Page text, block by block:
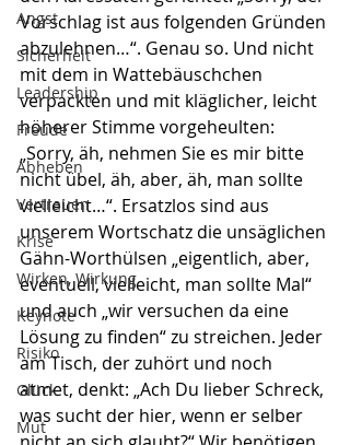
Angst
Sicherheit
Leadership
Freude
Abheben
Vertrauen
Krise
Wirken, Wirkung
Keynote
Risiko
Glück
Mut
Vorschlag ist aus folgenden Gründen
abzulehnen…“. Genau so. Und nicht
mit dem in Wattebäuschchen
verpackten und mit kläglicher, leicht
höherer Stimme vorgeheulten:
„Sorry, äh, nehmen Sie es mir bitte
nicht übel, äh, aber, äh, man sollte
vielleicht…“. Ersatzlos sind aus
unserem Wortschatz die unsäglichen
Gähn-Worthülsen „eigentlich, aber,
eventuell, vielleicht, man sollte Mal“
und auch „wir versuchen da eine
Lösung zu finden“ zu streichen. Jeder
am Tisch, der zuhört und noch
atmet, denkt: „Ach Du lieber Schreck,
was sucht der hier, wenn er selber